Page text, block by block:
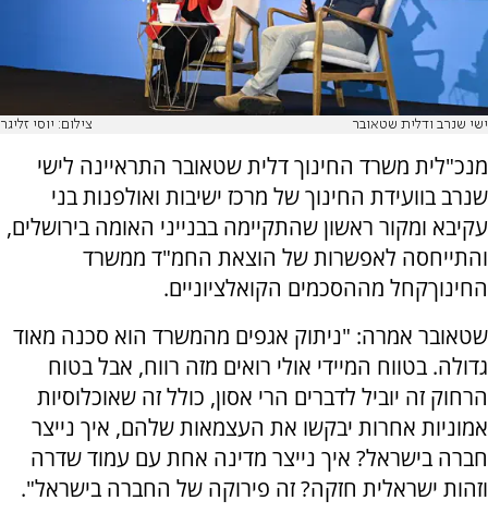
ישי שנרב ודלית שטאובר צילום: יוסי זליגר
מנכ"לית משרד החינוך דלית שטאובר התראיינה לישי
שנרב בוועידת החינוך של מרכז ישיבות ואולפנות בני
עקיבא ומקור ראשון שהתקיימה בבנייני האומה בירושלים,
והתייחסה לאפשרות של הוצאת החמ"ד ממשרד
החינוךקחל מההסכמים הקואלציוניים.
שטאובר אמרה: "ניתוק אגפים מהמשרד הוא סכנה מאוד
גדולה. בטווח המיידי אולי רואים מזה רווח, אבל בטוח
הרחוק זה יוביל לדברים הרי אסון, כולל זה שאוכלוסיות
אמוניות אחרות יבקשו את העצמאות שלהם, איך נייצר
חברה בישראל? איך נייצר מדינה אחת עם עמוד שדרה
וזהות ישראלית חזקה? זה פירוקה של החברה בישראל".